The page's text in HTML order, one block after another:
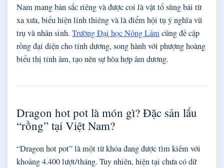
Nam mang bản sắc riêng và được coi là vật tổ sùng bái từ
xa xưa, biểu hiện linh thiêng và là điểm hội tụ ý nghĩa vũ
trụ và nhân sinh. Trường Đại học Nông Lâmcũng đề cập
rồng đại diện cho tính dương, song hành với phượng hoàng
biểu thị tính âm, tạo nên sự hòa hợp âm dương.
Dragon hot pot là món gì? Đặc sản lẩu
“rồng” tại Việt Nam?
“Dragon hot pot” là một từ khóa đang được tìm kiếm với
khoảng 4.400 lượt/tháng. Tuy nhiên, hiện tại chưa có dữ